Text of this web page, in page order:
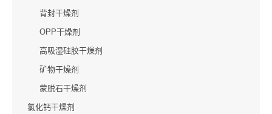
背封干燥剂
OPP干燥剂
高吸湿硅胶干燥剂
矿物干燥剂
蒙脱石干燥剂
氯化钙干燥剂